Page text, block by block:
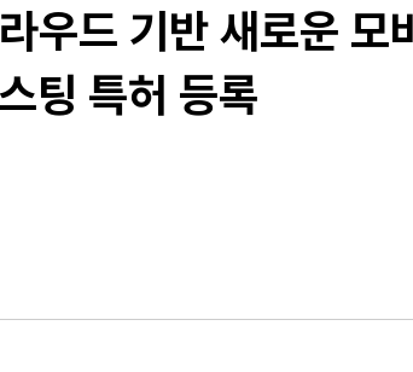
우드 기반 새로운 모
팅 특허 등록